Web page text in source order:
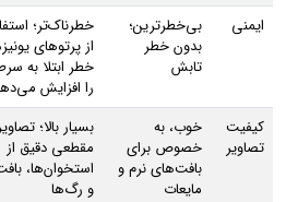
ایمنی
بی‌خطرترین؛
بدون خطر
تابش
خطرناک‌تر؛
از پرتوهای
خطر ابتلا به
را افزایش
کیفیت
تصاویر
خوب، به
خصوص برای
بافت‌های نرم و
مایعات
بسیار بالا؛
مقطعی دقیق از
استخوان‌ها،
و رگ‌ها